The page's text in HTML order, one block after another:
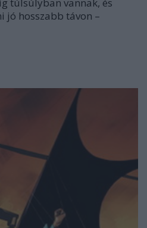
jó hosszabb távon –